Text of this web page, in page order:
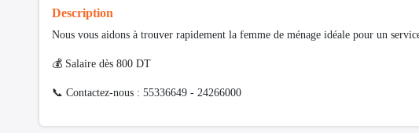
Description
Nous vous aidons à trouver rapidement la femme de ménage idéale pour un
💰 Salaire dès 800 DT
📞 Contactez-nous : 55336649 - 24266000